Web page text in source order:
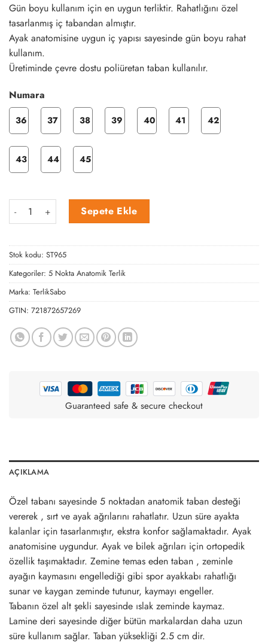
Gün boyu kullanım için en uygun terliktir. Rahatlığını özel
tasarlanmış iç tabandan almıştır.
Ayak anatomisine uygun iç yapısı sayesinde gün boyu rahat
kullanım.
Üretiminde çevre dostu poliüretan taban kullanılır.
Numara
36 37 38 39 40 41 42
43 44 45
Mor Çiçek 5 Nokta Anatomik Terlik adet
Sepete Ekle
Stok kodu: ST965
Kategoriler: 5 Nokta Anatomik Terlik
Marka: TerlikSabo
GTIN: 721872657269
Guaranteed safe & secure checkout
AÇIKLAMA
Özel tabanı sayesinde 5 noktadan anatomik taban desteği
vererek , sırt ve ayak ağrılarını rahatlatır. Uzun süre ayakta
kalanlar için tasarlanmıştır, ekstra konfor sağlamaktadır. Ayak
anatomisine uygundur. Ayak ve bilek ağrıları için ortopedik
özellik taşımaktadır. Zemine temas eden taban , zeminle
ayağın kaymasını engellediği gibi spor ayakkabı rahatlığı
sunar ve kaygan zeminde tutunur, kaymayı engeller.
Tabanın özel alt şekli sayesinde ıslak zeminde kaymaz.
Lamine deri sayesinde diğer bütün markalardan daha uzun
süre kullanım sağlar. Taban yüksekliği 2.5 cm dir.